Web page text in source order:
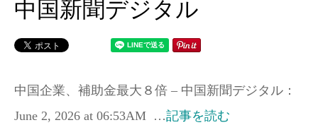
中国新聞デジタル
中国企業、補助金最大８倍 – 中国新聞デジタル：
June 2, 2026 at 06:53AM …記事を読む